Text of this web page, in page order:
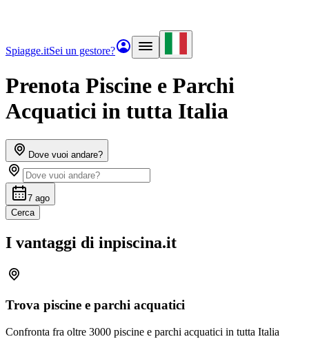
Spiagge.itSei un gestore?
Prenota Piscine e Parchi
Acquatici in tutta Italia
Dove vuoi andare?
7 ago
Cerca
I vantaggi di inpiscina.it
Trova piscine e parchi acquatici
Confronta fra oltre 3000 piscine e parchi acquatici in tutta Italia